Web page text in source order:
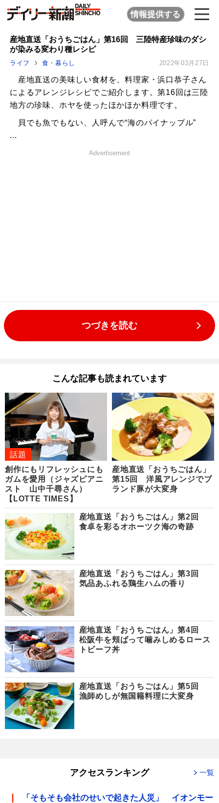
情報提供する
産地直送「おうちごはん」第16回 三陸特産珍味のダシ
が染みる変わり種レシピ
ライフ 食・暮らし 2022年03月27日
産地直送の美味しい食材を、料理家・浜口恭子さん
によるアレンジレシピでご紹介します。第16回は三陸
地方の珍味、ホヤを使ったほかほか料理です。
貝でも魚でもない、人呼んで“海のパイナップル”
...
Advertisement
つづきを読む
こんな記事も読まれています
話題
創作にもリフレッシュにも
ガムを愛用（ジャズピアニ
スト 山中千尋さん）
【LOTTE TIMES】
産地直送「おうちごはん」
第15回 洋風アレンジでブ
ランド豚が大変身
産地直送「おうちごはん」第2回
食卓を彩るオホーツク海の奇跡
産地直送「おうちごはん」第3回
気品あふれる鶏生ハムの香り
産地直送「おうちごはん」第4回
松阪牛を頬ばって噛みしめるロース
トビーフ丼
産地直送「おうちごはん」第5回
漁師めしが無国籍料理に大変身
アクセスランキング 一覧
「そもそも会社のせいで起きた人災」 イオンモー